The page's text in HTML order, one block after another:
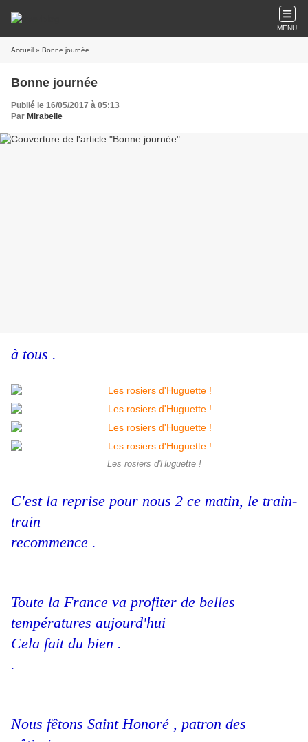
MENU
Accueil » Bonne journée
Bonne journée
Publié le 16/05/2017 à 05:13
Par Mirabelle
à tous .
Les rosiers d'Huguette !
C'est la reprise pour nous 2 ce matin, le train-
train
recommence .
Toute la France va profiter de belles
températures aujourd'hui
Cela fait du bien .
.
Nous fêtons Saint Honoré , patron des